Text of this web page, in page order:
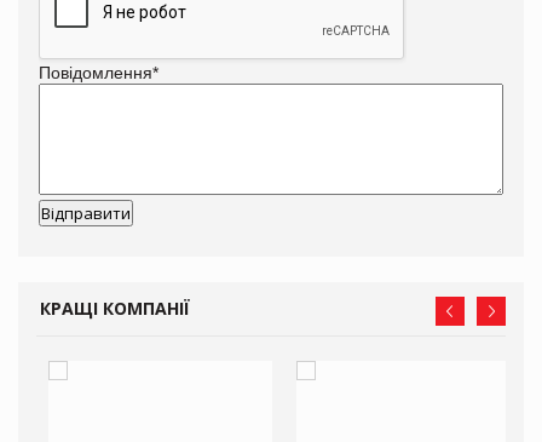
Повідомлення*
КРАЩІ КОМПАНІЇ